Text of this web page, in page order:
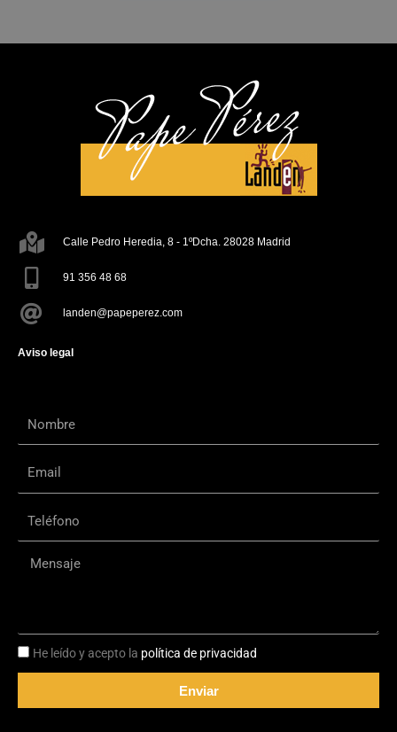
Calle Pedro Heredia, 8 - 1ºDcha. 28028 Madrid
91 356 48 68
landen@papeperez.com
Aviso legal
Mensaje
RGPDHe leído y acepto la política de privacidad
Enviar